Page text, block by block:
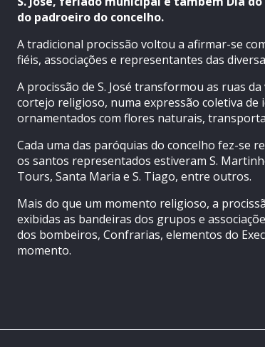
do padroeiro do concelho.
A tradicional procissão voltou a afirmar-se
fiéis, associações e representantes das
A procissão de S. José transformou as ruas
cortejo religioso, numa expressão coletiva
ornamentados com flores naturais,
Cada uma das paróquias do concelho fez-se
os santos representados estiveram S.
Tours, Santa Maria e S. Tiago, entre outros.
Mais do que um momento religioso, a
exibidas as bandeiras dos grupos e
dos bombeiros, Confrarias, elementos do
momento.